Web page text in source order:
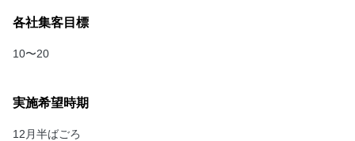
各社集客目標
10〜20
実施希望時期
12月半ばごろ